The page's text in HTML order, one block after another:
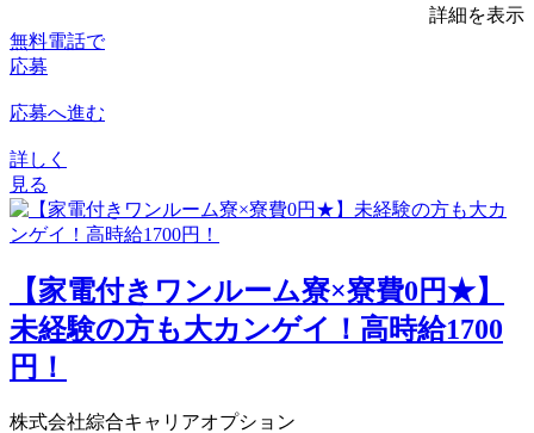
詳細を表示
無料電話で
応募
応募へ進む
詳しく
見る
【家電付きワンルーム寮×寮費0円★】
未経験の方も大カンゲイ！高時給1700
円！
株式会社綜合キャリアオプション